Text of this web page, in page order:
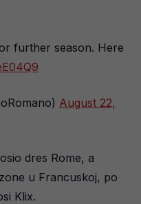
further season. Here
August 22,
dres Rome, a
u Francuskoj, po
Klix.